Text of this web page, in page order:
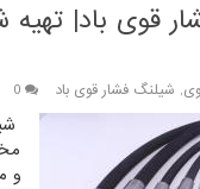
قوی باد| تهیه
, شیلنگ فشار قوی باد 0
و